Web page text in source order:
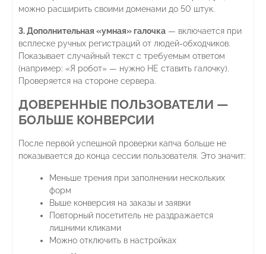
можно расширить своими доменами до 50 штук.
3. Дополнительная «умная» галочка — включается при
всплеске ручных регистраций от людей-обходчиков.
Показывает случайный текст с требуемым ответом
(например: «Я робот» — нужно НЕ ставить галочку).
Проверяется на стороне сервера.
ДОВЕРЕННЫЕ ПОЛЬЗОВАТЕЛИ —
БОЛЬШЕ КОНВЕРСИИ
После первой успешной проверки капча больше не
показывается до конца сессии пользователя. Это значит:
Меньше трения при заполнении нескольких
форм
Выше конверсия на заказы и заявки
Повторный посетитель не раздражается
лишними кликами
Можно отключить в настройках